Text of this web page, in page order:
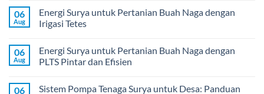
06
Aug
Energi Surya untuk Pertanian Buah Naga dengan
Irigasi Tetes
06
Aug
Energi Surya untuk Pertanian Buah Naga dengan
PLTS Pintar dan Efisien
06
Sistem Pompa Tenaga Surya untuk Desa: Panduan